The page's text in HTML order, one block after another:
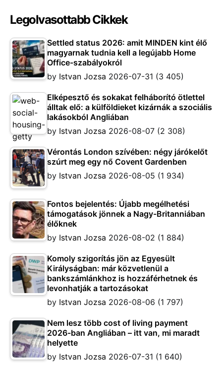
Legolvasottabb Cikkek
Settled status 2026: amit MINDEN kint élő
magyarnak tudnia kell a legújabb Home
Office-szabályokról
by Istvan Jozsa 2026-07-31 (3 405)
Elképesztő és sokakat felháborító ötlettel
álltak elő: a külföldieket kizárnák a szociális
lakásokból Angliában
by Istvan Jozsa 2026-08-07 (2 308)
Vérontás London szívében: négy járókelőt
szúrt meg egy nő Covent Gardenben
by Istvan Jozsa 2026-08-05 (1 934)
Fontos bejelentés: Újabb megélhetési
támogatások jönnek a Nagy-Britanniában
élőknek
by Istvan Jozsa 2026-08-02 (1 884)
Komoly szigorítás jön az Egyesült
Királyságban: már közvetlenül a
bankszámlánkhoz is hozzáférhetnek és
levonhatják a tartozásokat
by Istvan Jozsa 2026-08-06 (1 797)
Nem lesz több cost of living payment
2026-ban Angliában – itt van, mi maradt
helyette
by Istvan Jozsa 2026-07-31 (1 640)